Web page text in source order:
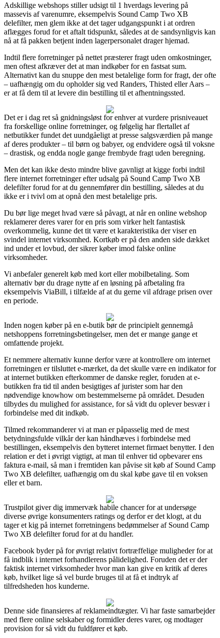
Adskillige webshops stiller udsigt til 1 hverdags levering på
massevis af varenumre, eksempelvis Sound Camp Two XB
delefilter, men glem ikke at det tager udgangspunkt i at ordren
aflægges forud for et aftalt tidspunkt, således at de sandsynligvis kan
nå at få pakken betjent inden lagerpersonalet drager hjemad.
Indtil flere forretninger på nettet præsterer fragt uden omkostninger,
men oftest afkræver det at man indkøber for en fastsat sum.
Alternativt kan du snuppe den mest betalelige form for fragt, der ofte
– uafhængig om du opholder sig ved Randers, Thisted eller Aars –
er at få dem til at levere din bestilling til et afhentningssted.
Det er i dag ret så gnidningsløst for enhver at vurdere prisniveauet
fra forskellige online forretninger, og følgelig har flertallet af
netbutikker fundet det uundgåeligt at presse salgsværdien på mange
af deres produkter – til børn og babyer, og endvidere også til voksne
– drastisk, og endda nogle gange frembyde fragt uden beregning.
Men det kan ikke desto mindre blive gavnligt at kigge forbi indtil
flere internet forretninger efter udsalg på Sound Camp Two XB
delefilter forud for at du gennemfører din bestilling, således at du
ikke er i tvivl om at opnå den mest betalelige pris.
Du bør lige meget hvad være så påvagt, at når en online webshop
reklamerer deres varer for en pris som virker helt fantastisk
overkommelig, kunne det tit være et karakteristika der viser en
svindel internet virksomhed. Kortkøb er på den anden side dækket
ind under et lovbud, der sikrer køber imod falske online
virksomheder.
Vi anbefaler generelt køb med kort eller mobilbetaling. Som
alternativ bør du drage nytte af en løsning på afbetaling fra
eksempelvis ViaBill, i tilfælde af at du gerne vil afdrage prisen over
en periode.
Inden nogen køber på en e-butik bør de principielt gennemgå
netshoppens forretningsbetingelser, men det er mange gange et
omfattende projekt.
Et nemmere alternativ kunne derfor være at kontrollere om internet
forretningen er tilsluttet e-mærket, da det skulle være en indikator for
at internet butikken efterkommer de danske regler, foruden at e-
butikken fra tid til anden besigtiges af jurister som har den
nødvendige knowhow om bestemmelserne på området. Desuden
tilbydes du mulighed for assistance, for så vidt du oplever besvær i
forbindelse med dit indkøb.
Tilmed rekommanderer vi at man er påpasselig med de mest
betydningsfulde vilkår der kan håndhæves i forbindelse med
bestillingen, eksempelvis den bytteret internet firmaet benytter. I den
relation er det i øvrigt vigtigt, at man til enhver tid opbevarer ens
faktura e-mail, så man i fremtiden kan påvise sit køb af Sound Camp
Two XB delefilter, uafhængig om du skal købe gave til en voksen
eller et barn.
Trustpilot giver dig immervæk habile chancer for at undersøge
diverse øvrige konsumenters ratings og derfor er det klogt, at du
tager et kig på internet forretningens bedømmelser af Sound Camp
Two XB delefilter forud for at du handler.
Facebook byder på for øvrigt relativt fortræffelige muligheder for at
få indblik i internet forhandlerens pålidelighed. Foruden det er der
faktisk internet virksomheder hvor man kan give en kritik af deres
køb, hvilket lige så vel burde bruges til at få et indtryk af
tilfredsheden hos kunderne.
Denne side finansieres af reklameindtægter. Vi har faste samarbejder
med flere online selskaber og formidler deres varer, og modtager
provision for så vidt du fuldfører et køb.